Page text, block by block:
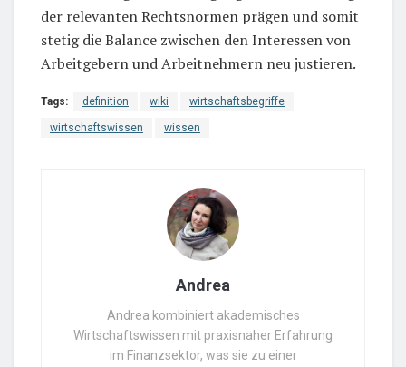
der relevanten Rechtsnormen prägen und somit
stetig die Balance zwischen den Interessen von
Arbeitgebern und Arbeitnehmern neu justieren.
Tags: definition wiki wirtschaftsbegriffe
wirtschaftswissen wissen
Andrea
Andrea kombiniert akademisches
Wirtschaftswissen mit praxisnaher Erfahrung
im Finanzsektor, was sie zu einer